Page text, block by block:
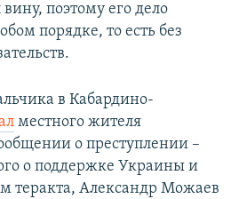
поэтому его дело
порядке, то есть без
в Кабардино-
местного жителя
о преступлении –
о поддержке Украины и
теракта, Александр Можаев